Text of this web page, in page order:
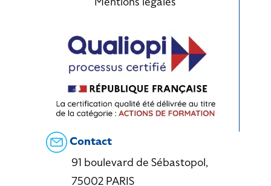
Contact
91 boulevard de Sébastopol,
75002 PARIS